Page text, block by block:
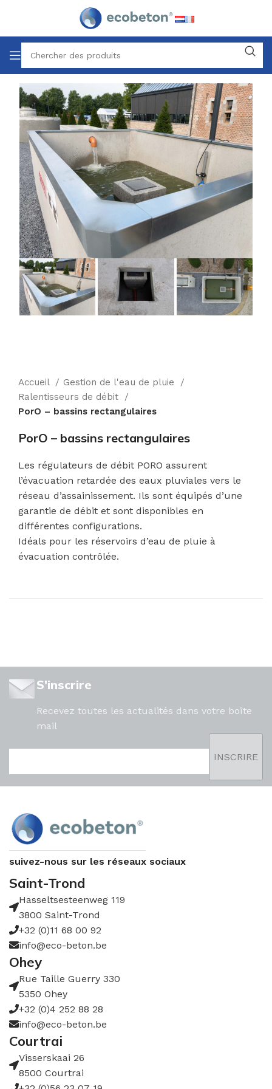
Accueil
Gestion de l'eau de pluie
Ralentisseurs de débit
PorO – bassins rectangulaires
PorO – bassins rectangulaires
Les régulateurs de débit PORO assurent
l’évacuation retardée des eaux pluviales vers le
réseau d’assainissement. Ils sont équipés d’une
garantie de débit et sont disponibles en
différentes configurations.
Idéals pour les réservoirs d’eau de pluie à
évacuation contrôlée.
S'inscrire
Recevez toutes les actualités dans votre boîte
mail
suivez-nous sur les réseaux sociaux
Saint-Trond
Hasseltsesteenweg 119
3800 Saint-Trond
+32 (0)11 68 00 92
info@eco-beton.be
Ohey
Rue Taille Guerry 330
5350 Ohey
+32 (0)4 252 88 28
info@eco-beton.be
Courtrai
Visserskaai 26
8500 Courtrai